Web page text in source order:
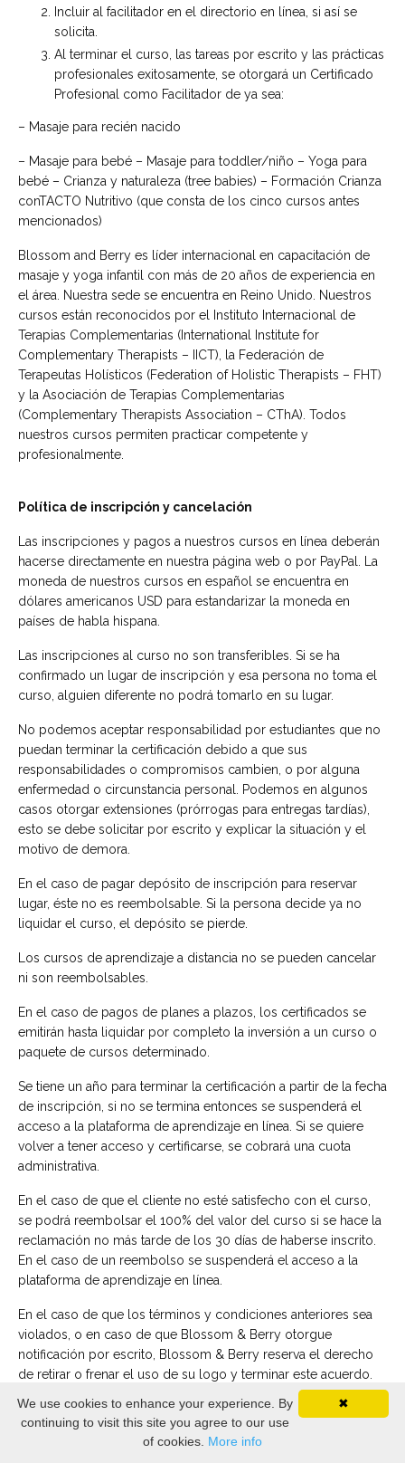
Incluir al facilitador en el directorio en línea, si así se
solicita.
Al terminar el curso, las tareas por escrito y las prácticas
profesionales exitosamente, se otorgará un Certificado
Profesional como Facilitador de ya sea:
– Masaje para recién nacido
– Masaje para bebé – Masaje para toddler/niño – Yoga para
bebé – Crianza y naturaleza (tree babies) – Formación Crianza
conTACTO Nutritivo (que consta de los cinco cursos antes
mencionados)
Blossom and Berry es líder internacional en capacitación de
masaje y yoga infantil con más de 20 años de experiencia en
el área. Nuestra sede se encuentra en Reino Unido. Nuestros
cursos están reconocidos por el Instituto Internacional de
Terapias Complementarias (International Institute for
Complementary Therapists – IICT), la Federación de
Terapeutas Holísticos (Federation of Holistic Therapists – FHT)
y la Asociación de Terapias Complementarias
(Complementary Therapists Association – CThA). Todos
nuestros cursos permiten practicar competente y
profesionalmente.
Política de inscripción y cancelación
Las inscripciones y pagos a nuestros cursos en línea deberán
hacerse directamente en nuestra página web o por PayPal. La
moneda de nuestros cursos en español se encuentra en
dólares americanos USD para estandarizar la moneda en
países de habla hispana.
Las inscripciones al curso no son transferibles. Si se ha
confirmado un lugar de inscripción y esa persona no toma el
curso, alguien diferente no podrá tomarlo en su lugar.
No podemos aceptar responsabilidad por estudiantes que no
puedan terminar la certificación debido a que sus
responsabilidades o compromisos cambien, o por alguna
enfermedad o circunstancia personal. Podemos en algunos
casos otorgar extensiones (prórrogas para entregas tardías),
esto se debe solicitar por escrito y explicar la situación y el
motivo de demora.
En el caso de pagar depósito de inscripción para reservar
lugar, éste no es reembolsable. Si la persona decide ya no
liquidar el curso, el depósito se pierde.
Los cursos de aprendizaje a distancia no se pueden cancelar
ni son reembolsables.
En el caso de pagos de planes a plazos, los certificados se
emitirán hasta liquidar por completo la inversión a un curso o
paquete de cursos determinado.
Se tiene un año para terminar la certificación a partir de la fecha
de inscripción, si no se termina entonces se suspenderá el
acceso a la plataforma de aprendizaje en línea. Si se quiere
volver a tener acceso y certificarse, se cobrará una cuota
administrativa.
En el caso de que el cliente no esté satisfecho con el curso,
se podrá reembolsar el 100% del valor del curso si se hace la
reclamación no más tarde de los 30 días de haberse inscrito.
En el caso de un reembolso se suspenderá el acceso a la
plataforma de aprendizaje en línea.
En el caso de que los términos y condiciones anteriores sea
violados, o en caso de que Blossom & Berry otorgue
notificación por escrito, Blossom & Berry reserva el derecho
de retirar o frenar el uso de su logo y terminar este acuerdo.
Nada en este acuerdo restringe a Blossom & Berry de
administrar su negocio en la manera que lo considere
apropiado. En el caso de terminar cualquier acuerdo, se
✖
We use cookies to enhance your experience. By
continuing to visit this site you agree to our use
of cookies. More info